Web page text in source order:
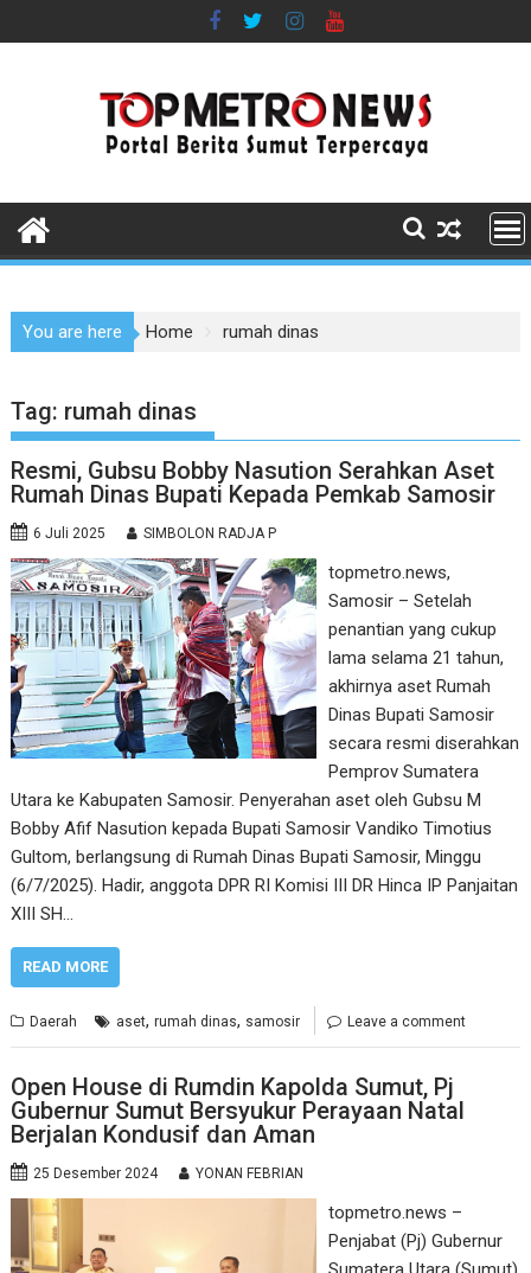
to
You are here Home rumah dinas
Tag: rumah dinas
Resmi, Gubsu Bobby Nasution Serahkan Aset
Rumah Dinas Bupati Kepada Pemkab Samosir
6 Juli 2025 SIMBOLON RADJA P
topmetro.news,
Samosir – Setelah
penantian yang cukup
lama selama 21 tahun,
akhirnya aset Rumah
Dinas Bupati Samosir
secara resmi diserahkan
Pemprov Sumatera
Utara ke Kabupaten Samosir. Penyerahan aset oleh Gubsu M
Bobby Afif Nasution kepada Bupati Samosir Vandiko Timotius
Gultom, berlangsung di Rumah Dinas Bupati Samosir, Minggu
(6/7/2025). Hadir, anggota DPR RI Komisi III DR Hinca IP Panjaitan
XIII SH…
READ MORE
Daerah aset,rumah dinas, samosir Leave a comment
Open House di Rumdin Kapolda Sumut, Pj
Gubernur Sumut Bersyukur Perayaan Natal
Berjalan Kondusif dan Aman
25 Desember 2024 YONAN FEBRIAN
topmetro.news –
Penjabat (Pj) Gubernur